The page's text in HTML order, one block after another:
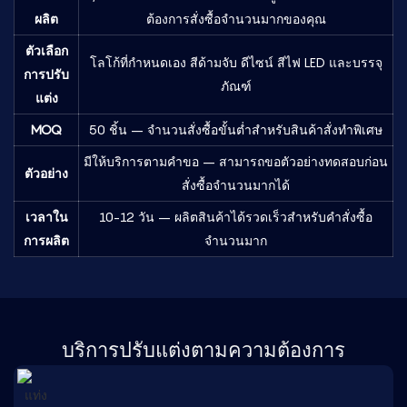
ผลิต
ต้องการสั่งซื้อจำนวนมากของคุณ
ตัวเลือก
การปรับ
แต่ง
โลโก้ที่กำหนดเอง สีด้ามจับ ดีไซน์ สีไฟ LED และบรรจุ
ภัณฑ์
MOQ 50 ชิ้น – จำนวนสั่งซื้อขั้นต่ำสำหรับสินค้าสั่งทำพิเศษ
ตัวอย่าง
มีให้บริการตามคำขอ – สามารถขอตัวอย่างทดสอบก่อน
สั่งซื้อจำนวนมากได้
เวลาใน
การผลิต
10-12 วัน – ผลิตสินค้าได้รวดเร็วสำหรับคำสั่งซื้อ
จำนวนมาก
บริการปรับแต่งตามความต้องการ